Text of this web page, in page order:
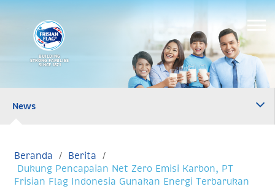
BUILDING
STRONG FAMILIES
SINCE 1871
News
Beranda
Berita
Dukung Pencapaian Net Zero Emisi Karbon, PT
Frisian Flag Indonesia Gunakan Energi Terbarukan